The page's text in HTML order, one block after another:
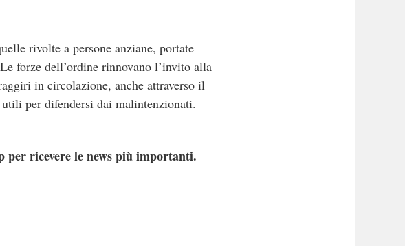
rivolte a persone anziane, portate
forze dell’ordine rinnovano l’invito alla
in circolazione, anche attraverso il
per difendersi dai malintenzionati.
ricevere le news più importanti.